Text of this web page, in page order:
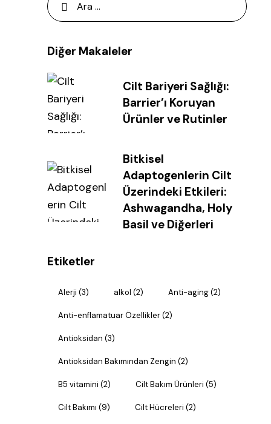
Diğer Makaleler
Cilt Bariyeri Sağlığı:
Barrier’ı Koruyan
Ürünler ve Rutinler
Bitkisel
Adaptogenlerin Cilt
Üzerindeki Etkileri:
Ashwagandha, Holy
Basil ve Diğerleri
Etiketler
Alerji (3) alkol (2) Anti-aging(2)
Anti-enflamatuar Özellikler(2)
Antioksidan (3)
Antioksidan Bakımından Zengin (2)
B5 vitamini (2) Cilt Bakım Ürünleri (5)
Cilt Bakımı (9) Cilt Hücreleri (2)